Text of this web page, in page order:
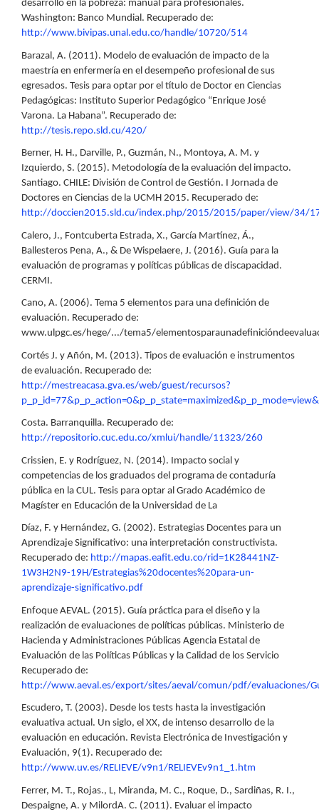
desarrollo en la pobreza: manual para profesionales.
Washington: Banco Mundial. Recuperado de:
http://www.bivipas.unal.edu.co/handle/10720/514
Barazal, A. (2011). Modelo de evaluación de impacto de la
maestría en enfermería en el desempeño profesional de sus
egresados. Tesis para optar por el título de Doctor en Ciencias
Pedagógicas: Instituto Superior Pedagógico “Enrique José
Varona. La Habana”. Recuperado de:
http://tesis.repo.sld.cu/420/
Berner, H. H., Darville, P., Guzmán, N., Montoya, A. M. y
Izquierdo, S. (2015). Metodología de la evaluación del impacto.
Santiago. CHILE: División de Control de Gestión. I Jornada de
Doctores en Ciencias de la UCMH 2015. Recuperado de:
http://doccien2015.sld.cu/index.php/2015/2015/paper/view/34/
Calero, J., Fontcuberta Estrada, X., García Martínez, Á.,
Ballesteros Pena, A., & De Wispelaere, J. (2016). Guía para la
evaluación de programas y políticas públicas de discapacidad.
CERMI.
Cano, A. (2006). Tema 5 elementos para una definición de
evaluación. Recuperado de:
www.ulpgc.es/hege/.../tema5/
Cortés J. y Añón, M. (2013). Tipos de evaluación e instrumentos
de evaluación. Recuperado de:
http://mestreacasa.gva.es/web/guest/recursos?
Costa. Barranquilla. Recuperado de:
http://repositorio.cuc.edu.co/xmlui/handle/11323/260
Crissien, E. y Rodríguez, N. (2014). Impacto social y
competencias de los graduados del programa de contaduría
pública en la CUL. Tesis para optar al Grado Académico de
Magíster en Educación de la Universidad de La
Díaz, F. y Hernández, G. (2002). Estrategias Docentes para un
Aprendizaje Significativo: una interpretación constructivista.
Recuperado de: http://mapas.eafit.edu.co/rid=1K28441NZ-
1W3H2N9-19H/Estrategias%20docentes%20para-un-
aprendizaje-significativo.pdf
Enfoque AEVAL. (2015). Guía práctica para el diseño y la
realización de evaluaciones de políticas públicas. Ministerio de
Hacienda y Administraciones Públicas Agencia Estatal de
Evaluación de las Políticas Públicas y la Calidad de los Servicio
Recuperado de:
http://www.aeval.es/export/sites/aeval/comun/pdf/evaluaciones/
Escudero, T. (2003). Desde los tests hasta la investigación
evaluativa actual. Un siglo, el XX, de intenso desarrollo de la
evaluación en educación. Revista Electrónica de Investigación y
Evaluación, 9(1). Recuperado de:
http://www.uv.es/RELIEVE/v9n1/RELIEVEv9n1_1.htm
Ferrer, M. T., Rojas., L, Miranda, M. C., Roque, D., Sardiñas, R. I.,
Despaigne, A. y MilordA. C. (2011). Evaluar el impacto